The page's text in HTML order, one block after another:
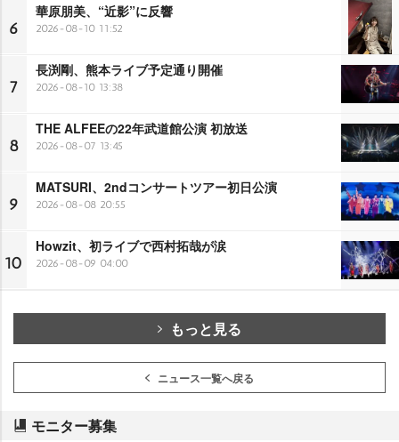
6
華原朋美、“近影”に反響
2026-08-10 11:52
7
長渕剛、熊本ライブ予定通り開催
2026-08-10 13:38
8
THE ALFEEの22年武道館公演 初放送
2026-08-07 13:45
9
MATSURI、2ndコンサートツアー初日公演
2026-08-08 20:55
10
Howzit、初ライブで西村拓哉が涙
2026-08-09 04:00
もっと見る
ニュース一覧へ戻る
モニター募集